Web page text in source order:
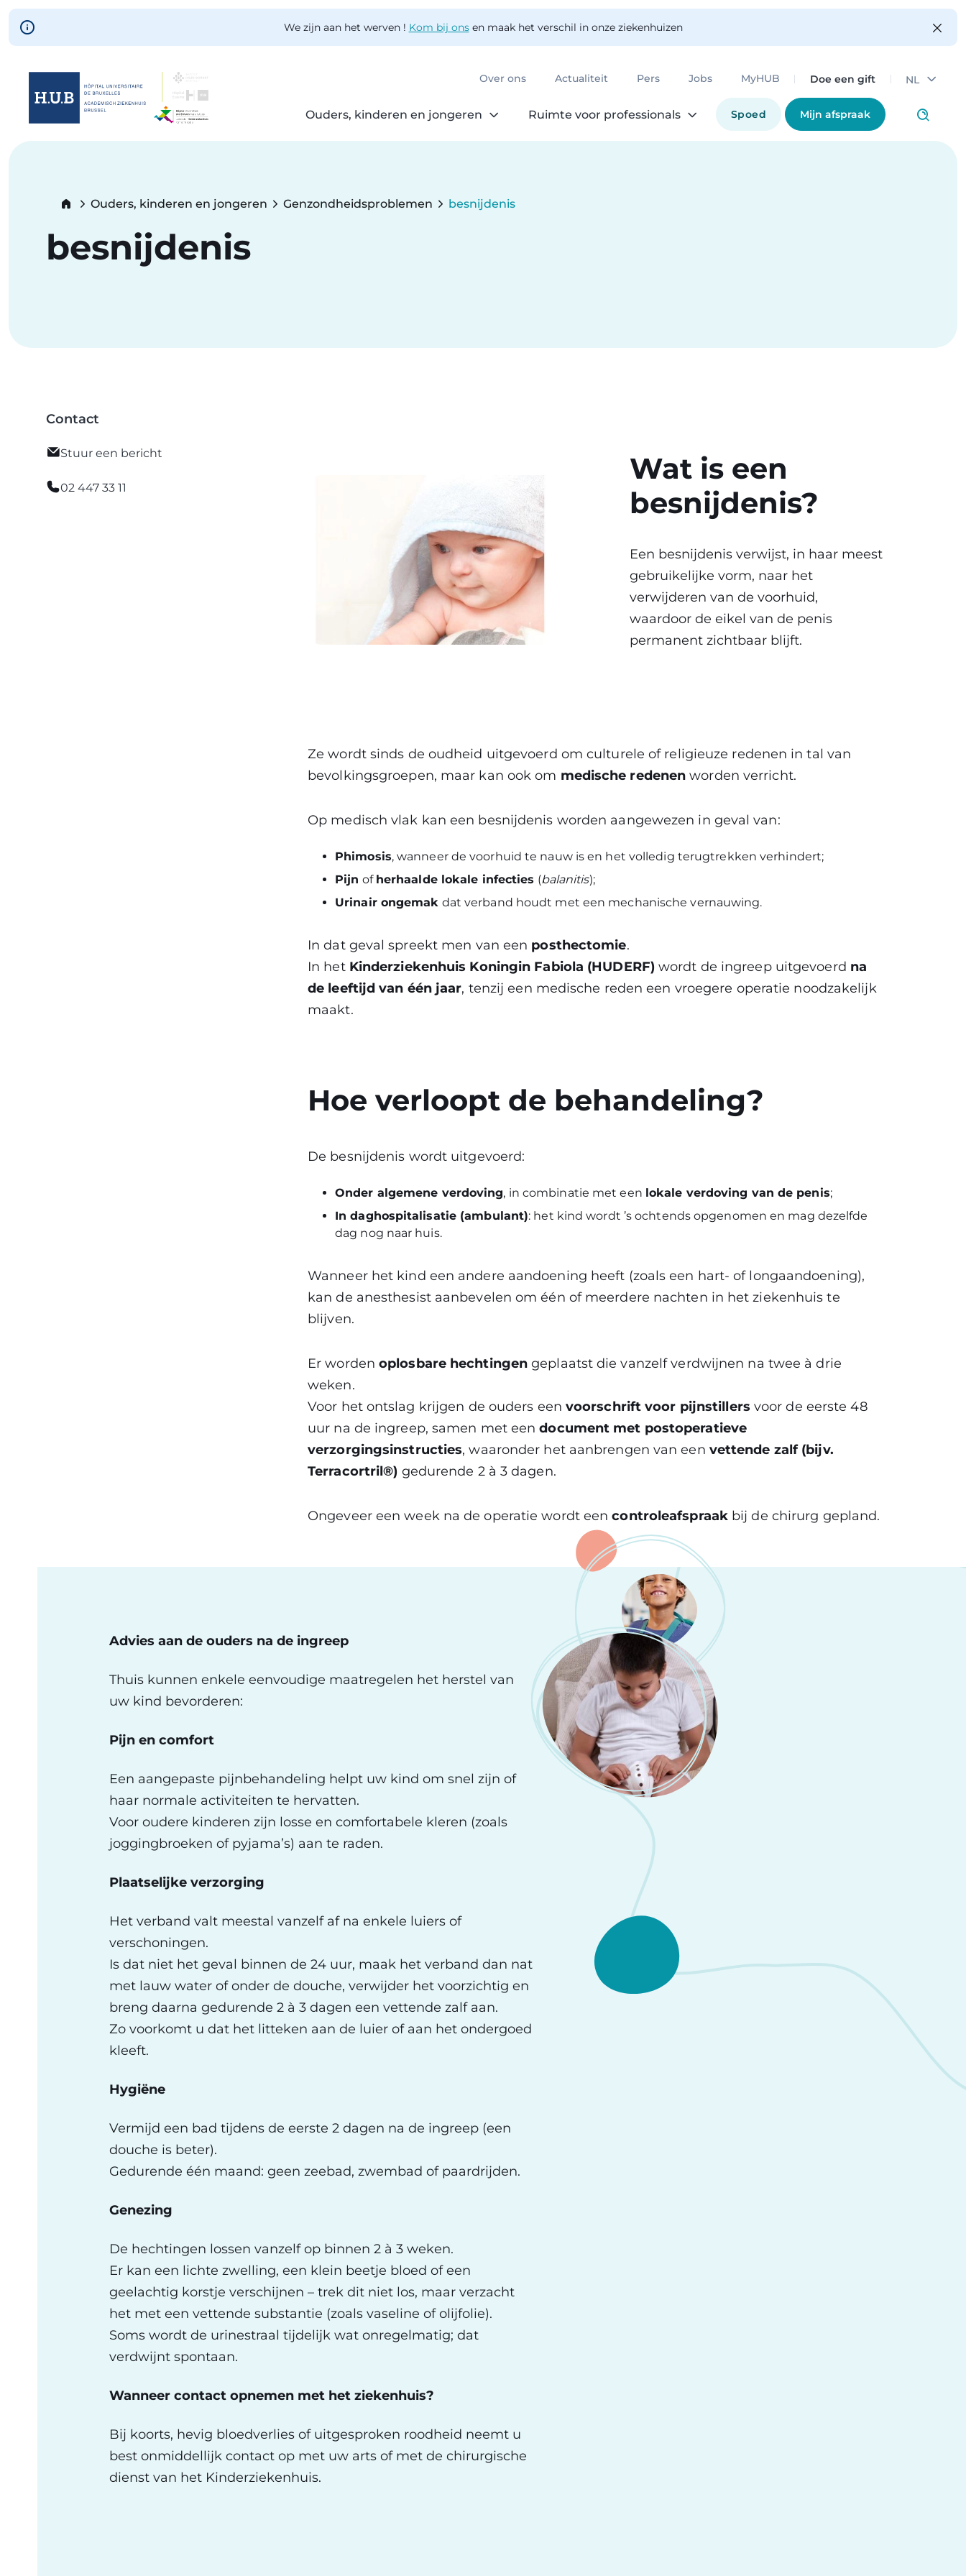
Skip to main content
We zijn aan het werven ! Kom bij onsen maak het verschil in onze ziekenhuizen
Over ons Actualiteit Pers Jobs MyHUB Doe een gift NL
Ouders, kinderen en jongeren Ruimte voor professionals Spoed Mijn afspraak
Skip
Breadcrumb
Ouders, kinderen en jongeren Genzondheidsproblemen
Current:
besnijdenis
besnijdenis
Contact
Stuur een bericht
02 447 33 11
Wat is een
besnijdenis?
Een besnijdenis verwijst, in haar meest
gebruikelijke vorm, naar het
verwijderen van de voorhuid,
waardoor de eikel van de penis
permanent zichtbaar blijft.
Ze wordt sinds de oudheid uitgevoerd om culturele of religieuze redenen in tal van
bevolkingsgroepen, maar kan ook om medische redenen worden verricht.
Op medisch vlak kan een besnijdenis worden aangewezen in geval van:
Phimosis, wanneer de voorhuid te nauw is en het volledig terugtrekken verhindert;
Pijn of herhaalde lokale infecties (balanitis);
Urinair ongemak dat verband houdt met een mechanische vernauwing.
In dat geval spreekt men van een posthectomie.
In het Kinderziekenhuis Koningin Fabiola (HUDERF) wordt de ingreep uitgevoerd na
de leeftijd van één jaar, tenzij een medische reden een vroegere operatie noodzakelijk
maakt.
Hoe verloopt de behandeling?
De besnijdenis wordt uitgevoerd:
Onder algemene verdoving, in combinatie met een lokale verdoving van de penis;
In daghospitalisatie (ambulant): het kind wordt ’s ochtends opgenomen en mag dezelfde
dag nog naar huis.
Wanneer het kind een andere aandoening heeft (zoals een hart- of longaandoening),
kan de anesthesist aanbevelen om één of meerdere nachten in het ziekenhuis te
blijven.
Er worden oplosbare hechtingen geplaatst die vanzelf verdwijnen na twee à drie
weken.
Voor het ontslag krijgen de ouders een voorschrift voor pijnstillers voor de eerste 48
uur na de ingreep, samen met eendocument met postoperatieve
verzorgingsinstructies, waaronder het aanbrengen van een vettende zalf (bijv.
Terracortril®) gedurende 2 à 3 dagen.
Ongeveer een week na de operatie wordt eencontroleafspraakbij de chirurg gepland.
Advies aan de ouders na de ingreep
Thuis kunnen enkele eenvoudige maatregelen het herstel van
uw kind bevorderen:
Pijn en comfort
Een aangepaste pijnbehandeling helpt uw kind om snel zijn of
haar normale activiteiten te hervatten.
Voor oudere kinderen zijn losse en comfortabele kleren (zoals
joggingbroeken of pyjama’s) aan te raden.
Plaatselijke verzorging
Het verband valt meestal vanzelf af na enkele luiers of
verschoningen.
Is dat niet het geval binnen de 24 uur, maak het verband dan nat
met lauw water of onder de douche, verwijder het voorzichtig en
breng daarna gedurende 2 à 3 dagen een vettende zalf aan.
Zo voorkomt u dat het litteken aan de luier of aan het ondergoed
kleeft.
Hygiëne
Vermijd een bad tijdens de eerste 2 dagen na de ingreep (een
douche is beter).
Gedurende één maand: geen zeebad, zwembad of paardrijden.
Genezing
De hechtingen lossen vanzelf op binnen 2 à 3 weken.
Er kan een lichte zwelling, een klein beetje bloed of een
geelachtig korstje verschijnen – trek dit niet los, maar verzacht
het met een vettende substantie (zoals vaseline of olijfolie).
Soms wordt de urinestraal tijdelijk wat onregelmatig; dat
verdwijnt spontaan.
Wanneer contact opnemen met het ziekenhuis?
Bij koorts, hevig bloedverlies of uitgesproken roodheid neemt u
best onmiddellijk contact op met uw arts of met de chirurgische
dienst van het Kinderziekenhuis.